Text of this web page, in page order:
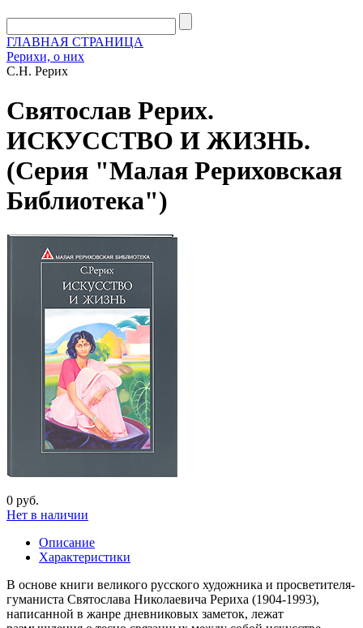
ГЛАВНАЯ СТРАНИЦА
Рерихи, о них
С.Н. Рерих
Святослав Рерих.
ИСКУССТВО И ЖИЗНЬ.
(Серия "Малая Рериховская
Библиотека")
0 руб.
Нет в наличии
Описание
Характеристики
В основе книги великого русского художника и просветителя-
гуманиста Святослава Николаевича Рериха (1904-1993),
написанной в жанре дневниковых заметок, лежат